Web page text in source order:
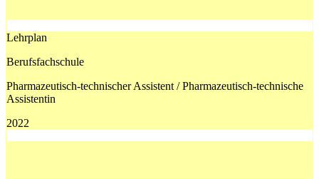
Lehrplan
Berufsfachschule
Pharmazeutisch-technischer Assistent / Pharmazeutisch-technische
Assistentin
2022